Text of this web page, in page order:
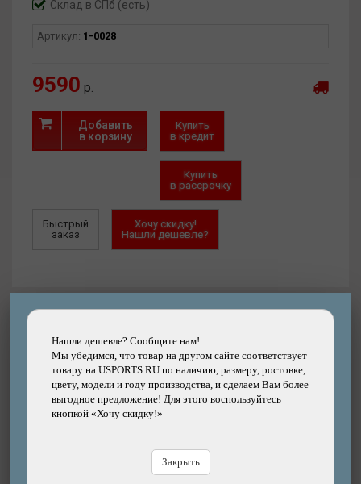
Склад в СПб (есть)
Артикул: 1-0028
9590 р.
Нашли дешевле? Сообщите нам!
Мы убедимся, что товар на другом сайте соответствует
товару на USPORTS.RU по наличию, размеру, ростовке,
цвету, модели и году производства, и сделаем Вам более
выгодное предложение! Для этого воспользуйтесь
кнопкой «Хочу скидку!»
Закрыть
Добавить
в корзину
Купить
в кредит
Купить
в рассрочку
Быстрый
заказ
Хочу скидку!
Нашли дешевле?
Другие товары каталога
29"х28,6 пружинно-эластомерная,
регулируемая, механическая блокировка, 100